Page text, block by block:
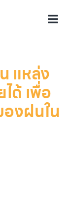
แหล่ง
ด้ เพื่อ
งฝนใน